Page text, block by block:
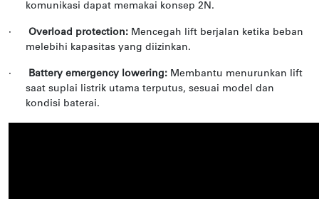
komunikasi dapat memakai konsep 2N.
· Overload protection: Mencegah lift berjalan ketika beban
melebihi kapasitas yang diizinkan.
· Battery emergency lowering: Membantu menurunkan lift
saat suplai listrik utama terputus, sesuai model dan
kondisi baterai.